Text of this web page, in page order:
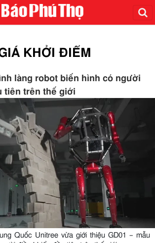
KHỞI ĐIỂM
làng robot biến hình có người
tiên trên thế giới
Quốc Unitree vừa giới thiệu GD01 – mẫu